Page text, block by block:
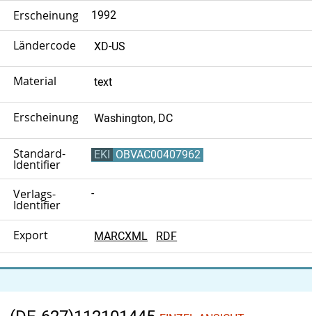
Erscheinungsjahr1992
Ländercode XD-US
Material text
ErscheinungsortWashington, DC
Standard-
Identifier
EKI OBVAC00407962
Verlags-
Identifier
-
Export MARCXML RDF